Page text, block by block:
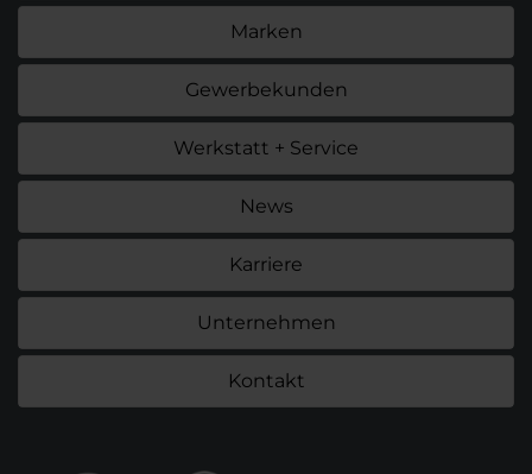
Marken
Gewerbekunden
Werkstatt + Service
News
Karriere
Unternehmen
Kontakt